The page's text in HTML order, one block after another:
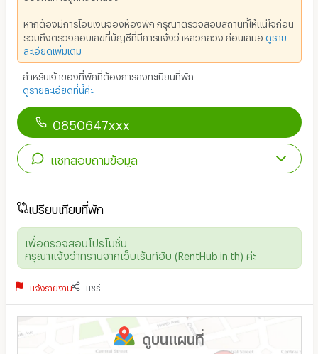
หากต้องมีการโอนเงินจองห้องพัก กรุณาตรวจสอบสถานที่ให้แน่ใจก่อน
รวมถึงตรวจสอบเลขที่บัญชีที่มีการแจ้งว่าหลวกลวง ก่อนเสมอ ดูราย
ละเอียดเพิ่มเติม
สำหรับเจ้าของที่พักที่ต้องการลงทะเบียนที่พัก
ดูรายละเอียดที่นี้ค่ะ
0850647xxx
แชทสอบถามข้อมูล
เปรียบเทียบที่พัก
เพื่อตรวจสอบโปรโมชั่น
กรุณาแจ้งว่าทราบจากเว็บเร้นท์ฮับ (RentHub.in.th) ค่ะ
แจ้งรายงาน แชร์
ดูบนแผนที่